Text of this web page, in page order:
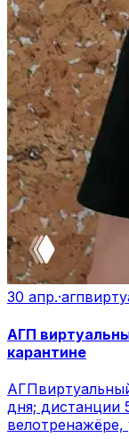
30 апр.·
АГП
карантине
дня; дистанции
велотренажёре,